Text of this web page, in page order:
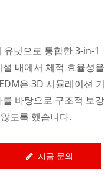
닛으로 통합한 3-in-1
내에서 체적 효율성을
은 3D 시뮬레이션 기
바탕으로 구조적 보강
도록 했습니다.
지금 문의